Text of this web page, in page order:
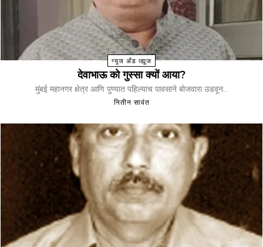
न्यूज अँड व्ह्यूज
देवाभाऊ को गुस्सा क्यों आया?
मुंबई महानगर क्षेत्र आणि पुण्यात पहिल्याच पावसाने बोजवारा उडवून...
नितीन सावंत